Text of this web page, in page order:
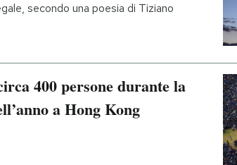
secondo una poesia di Tiziano
400 persone durante la
a Hong Kong